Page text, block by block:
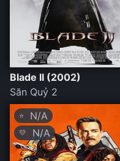
Blade II (2002)
Săn Quỷ 2
⭐ N/A
💛 N/A